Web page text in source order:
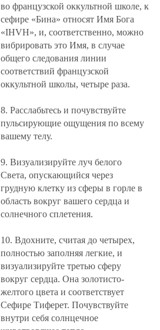
во французской оккультной школе, к
сефире «Бина» относят Имя Бога
«IHVH», и, соответственно, можно
вибрировать это Имя, в случае
общего следования линии
соответствий французской
оккультной школы, четыре раза.
8. Расслабьтесь и почувствуйте
пульсирующие ощущения по всему
вашему телу.
9. Визуализируйте луч белого
Света, опускающийся через
грудную клетку из сферы в горле в
область вокруг вашего сердца и
солнечного сплетения.
10. Вдохните, считая до четырех,
полностью заполняя легкие, и
визуализируйте третью сферу
вокруг сердца. Она золотисто-
желтого цвета и соответствует
Сефире Тиферет. Почувствуйте
внутри себя солнцечное